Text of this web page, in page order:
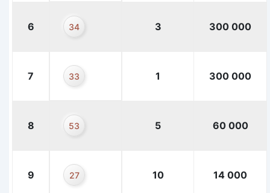
6 34 3 300 000
7 33 1 300 000
8 53 5 60 000
9 27 10 14 000